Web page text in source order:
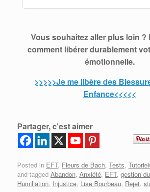
Vous souhaitez aller plus loin ?
comment libérer durablement
émotionnelle.
>>>>>Je me libère des
Enfance<<<<<
Partager, c'est aimer
Posted in EFT, Fleurs de Bach, Tests,
and tagged Abandon, Anxiété, EFT, gestion
Humiliation, Injustice, Lise Bourbeau, Rejet,